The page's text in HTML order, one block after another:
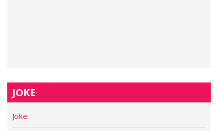
JOKE
Joke